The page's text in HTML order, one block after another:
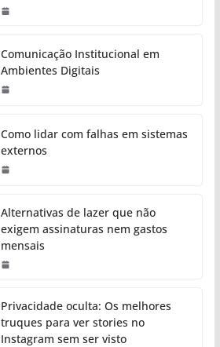
Comunicação Institucional em
Ambientes Digitais
Como lidar com falhas em sistemas
externos
Alternativas de lazer que não
exigem assinaturas nem gastos
mensais
Privacidade oculta: Os melhores
truques para ver stories no
Instagram sem ser visto